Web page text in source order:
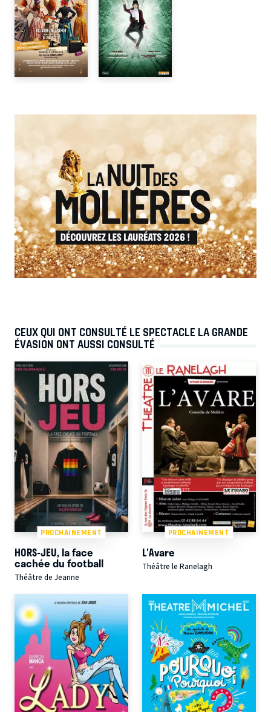
CEUX QUI ONT CONSULTÉ LE SPECTACLE LA GRANDE
ÉVASION ONT AUSSI CONSULTÉ
PROCHAINEMENT
HORS-JEU, la face
cachée du football
Théâtre de Jeanne
PROCHAINEMENT
L'Avare
Théâtre le Ranelagh